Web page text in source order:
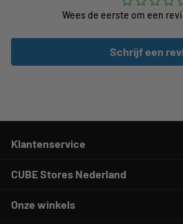
Wees de eerste om een
Schrijf een
Klantenservice
CUBE Stores Nederland
Onze winkels